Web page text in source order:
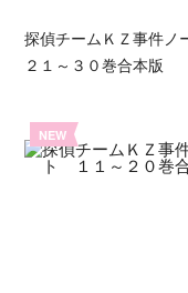
探偵チームＫＺ事件ノ
２１～３０巻合本版
NEW